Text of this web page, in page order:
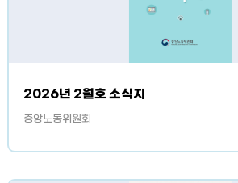
2026년 2월호 소식지
중앙노동위원회